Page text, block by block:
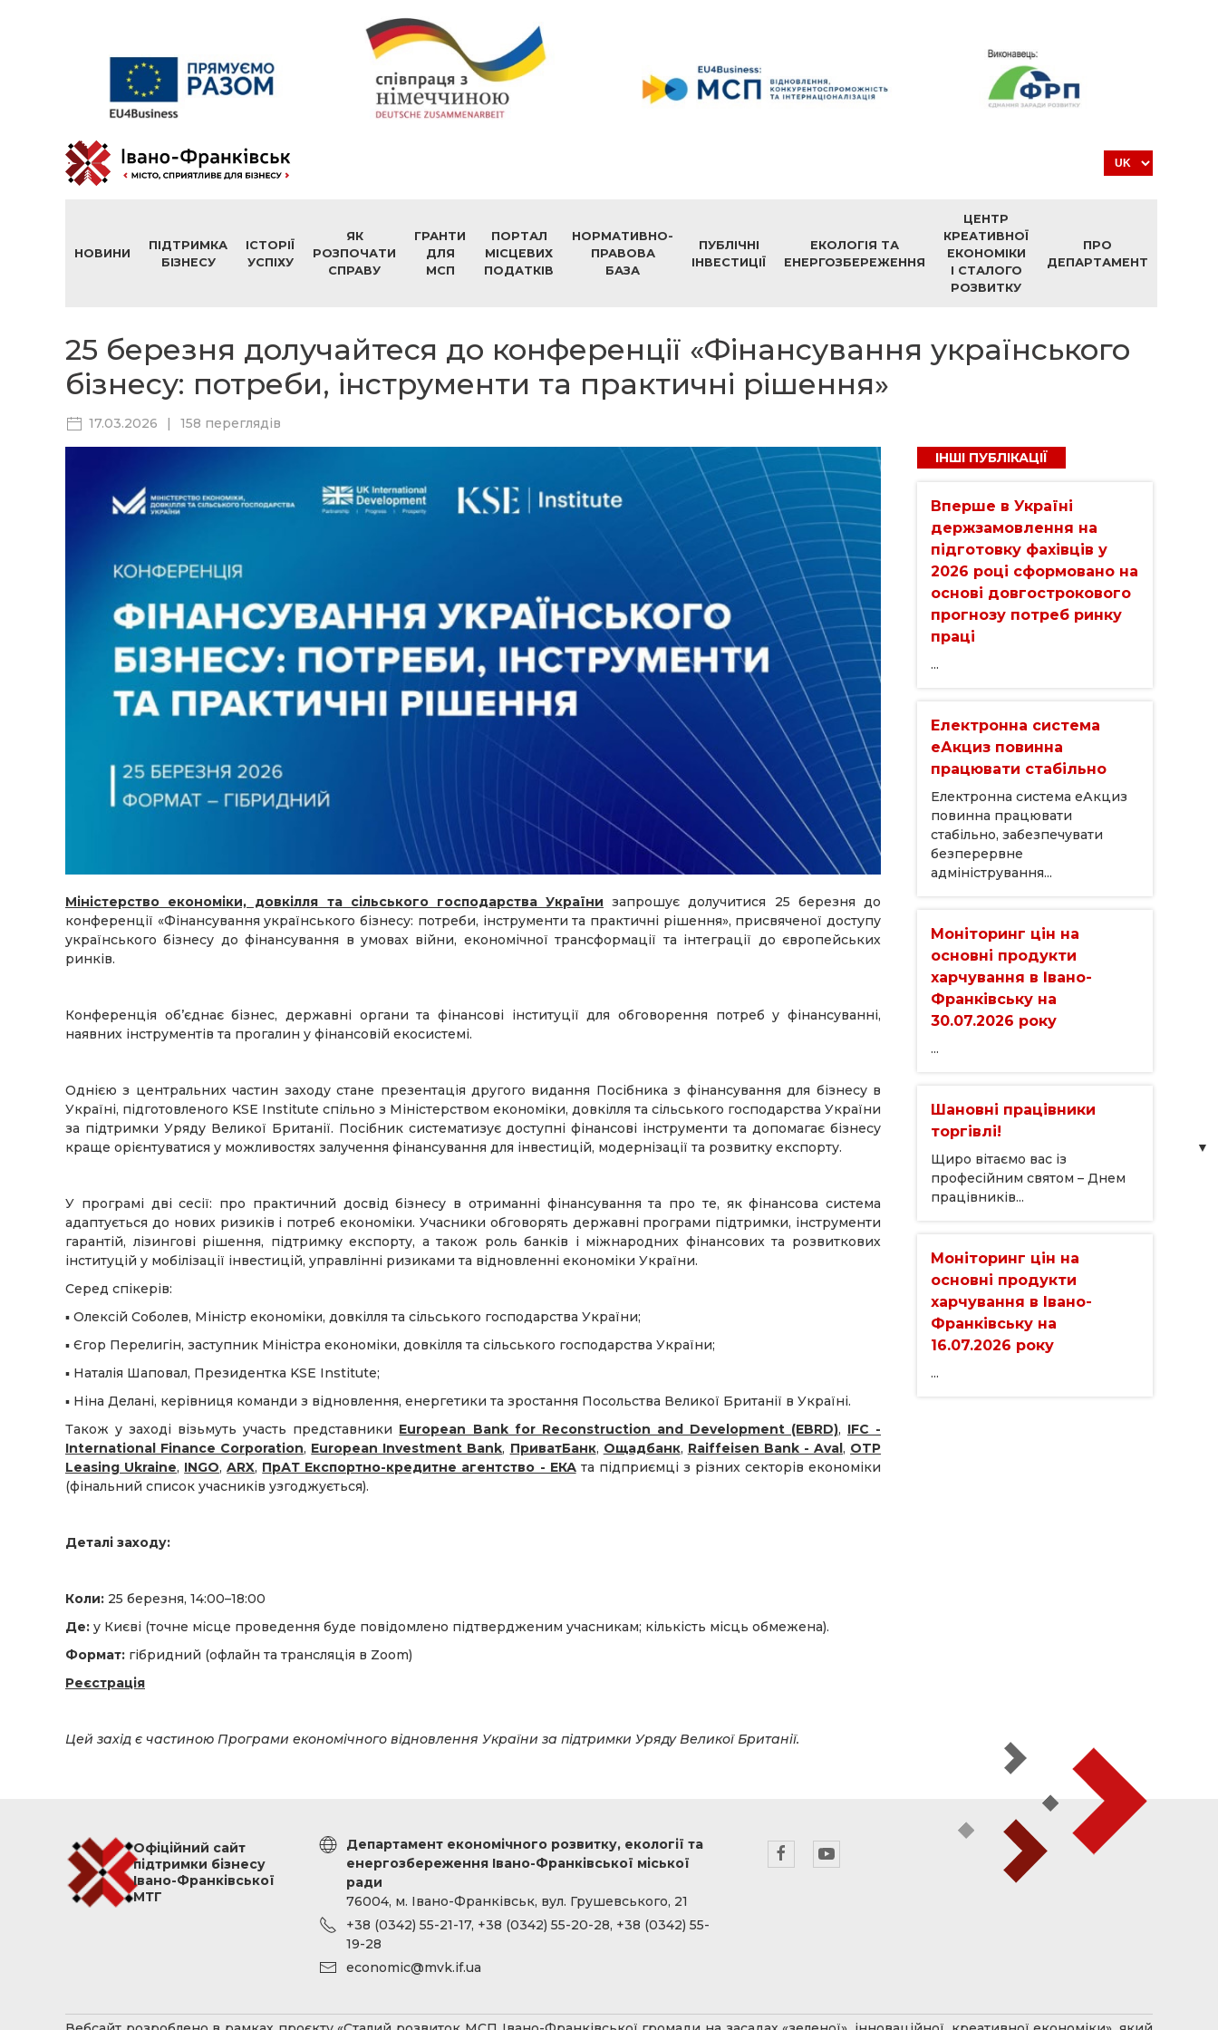
НОВИНИ
ПІДТРИМКА
БІЗНЕСУ
ІСТОРІЇ
УСПІХУ
ЯК
РОЗПОЧАТИ
СПРАВУ
ГРАНТИ
ДЛЯ
МСП
ПОРТАЛ
МІСЦЕВИХ
ПОДАТКІВ
НОРМАТИВНО-
ПРАВОВА
БАЗА
ПУБЛІЧНІ
ІНВЕСТИЦІЇ
ЕКОЛОГІЯ ТА
ЕНЕРГОЗБЕРЕЖЕННЯ
ЦЕНТР
КРЕАТИВНОЇ
ЕКОНОМІКИ
І СТАЛОГО
РОЗВИТКУ
ПРО
ДЕПАРТАМЕНТ
25 березня долучайтеся до конференції «Фінансування українського
бізнесу: потреби, інструменти та практичні рішення»
17.03.2026 158 переглядів
Міністерство економіки, довкілля та сільського господарства України запрошує долучитися 25 березня до
конференції «Фінансування українського бізнесу: потреби, інструменти та практичні рішення», присвяченої доступу
українського бізнесу до фінансування в умовах війни, економічної трансформації та інтеграції до європейських
ринків.
Конференція об’єднає бізнес, державні органи та фінансові інституції для обговорення потреб у фінансуванні,
наявних інструментів та прогалин у фінансовій екосистемі.
Однією з центральних частин заходу стане презентація другого видання Посібника з фінансування для бізнесу в
Україні, підготовленого KSE Institute спільно з Міністерством економіки, довкілля та сільського господарства України
за підтримки Уряду Великої Британії. Посібник систематизує доступні фінансові інструменти та допомагає бізнесу
краще орієнтуватися у можливостях залучення фінансування для інвестицій, модернізації та розвитку експорту.
У програмі дві сесії: про практичний досвід бізнесу в отриманні фінансування та про те, як фінансова система
адаптується до нових ризиків і потреб економіки. Учасники обговорять державні програми підтримки, інструменти
гарантій, лізингові рішення, підтримку експорту, а також роль банків і міжнародних фінансових та розвиткових
інституцій у мобілізації інвестицій, управлінні ризиками та відновленні економіки України.
Серед спікерів:
▪︎ Олексій Соболев, Міністр економіки, довкілля та сільського господарства України;
▪︎ Єгор Перелигін, заступник Міністра економіки, довкілля та сільського господарства України;
▪︎ Наталія Шаповал, Президентка KSE Institute;
▪︎ Ніна Делані, керівниця команди з відновлення, енергетики та зростання Посольства Великої Британії в Україні.
Також у заході візьмуть участь представники European Bank for Reconstruction and Development (EBRD), IFC -
International Finance Corporation, European Investment Bank, ПриватБанк, Ощадбанк, Raiffeisen Bank - Aval, OTP
Leasing Ukraine, INGO,ARX, ПрАТ Експортно-кредитне агентство - ЕКАта підприємці з різних секторів економіки
(фінальний список учасників узгоджується).
Деталі заходу:
Коли: 25 березня, 14:00–18:00
Де: у Києві (точне місце проведення буде повідомлено підтвердженим учасникам; кількість місць обмежена).
Формат: гібридний (офлайн та трансляція в Zoom)
Реєстрація
Цей захід є частиною Програми економічного відновлення України за підтримки Уряду Великої Британії.
ІНШІ ПУБЛІКАЦІЇ
Вперше в Україні
держзамовлення на
підготовку фахівців у
2026 році сформовано на
основі довгострокового
прогнозу потреб ринку
праці
...
Електронна система
еАкциз повинна
працювати стабільно
Електронна система еАкциз
повинна працювати
стабільно, забезпечувати
безперервне
адміністрування...
Моніторинг цін на
основні продукти
харчування в Івано-
Франківську на
30.07.2026 року
...
Шановні працівники
торгівлі!
Щиро вітаємо вас із
професійним святом – Днем
працівників...
Моніторинг цін на
основні продукти
харчування в Івано-
Франківську на
16.07.2026 року
...
Офіційний сайт
підтримки бізнесу
Івано-Франківської
МТГ
Департамент економічного розвитку, екології та
енергозбереження Івано-Франківської міської
ради
76004, м. Івано-Франківськ, вул. Грушевського, 21
+38 (0342) 55-21-17, +38 (0342) 55-20-28, +38 (0342) 55-
19-28
economic@mvk.if.ua